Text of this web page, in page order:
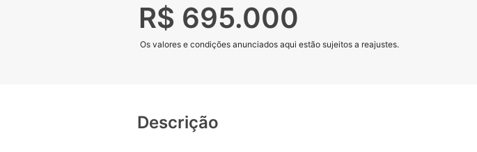
R$ 695.000
Os valores e condições anunciados aqui estão sujeitos a reajustes.
Descrição